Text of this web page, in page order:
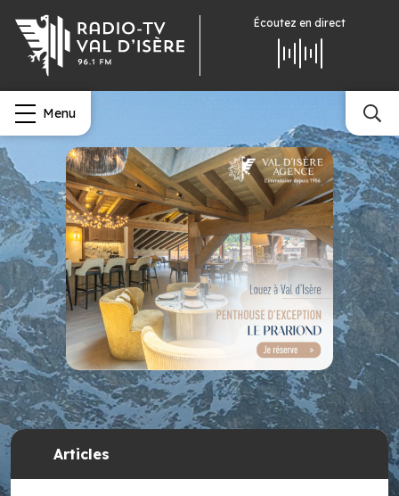
Écoutez en direct
Menu
Articles